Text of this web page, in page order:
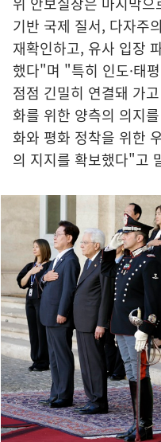
기반 국제 질서, 다자주
재확인하고, 유사 입장
했다"며 "특히 인도·태
점점 긴밀히 연결돼 가
화를 위한 양측의 의지
화와 평화 정착을 위한
의 지지를 확보했다"고